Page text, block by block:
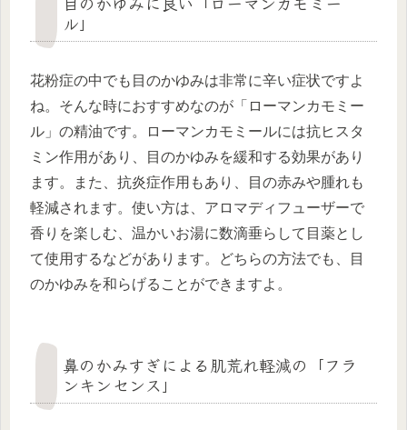
ル」
花粉症の中でも目のかゆみは非常に辛い症状ですよ
ね。そんな時におすすめなのが「ローマンカモミー
ル」の精油です。ローマンカモミールには抗ヒスタ
ミン作用があり、目のかゆみを緩和する効果があり
ます。また、抗炎症作用もあり、目の赤みや腫れも
軽減されます。使い方は、アロマディフューザーで
香りを楽しむ、温かいお湯に数滴垂らして目薬とし
て使用するなどがあります。どちらの方法でも、目
のかゆみを和らげることができますよ。
鼻のかみすぎによる肌荒れ軽減の「フラ
ンキンセンス」